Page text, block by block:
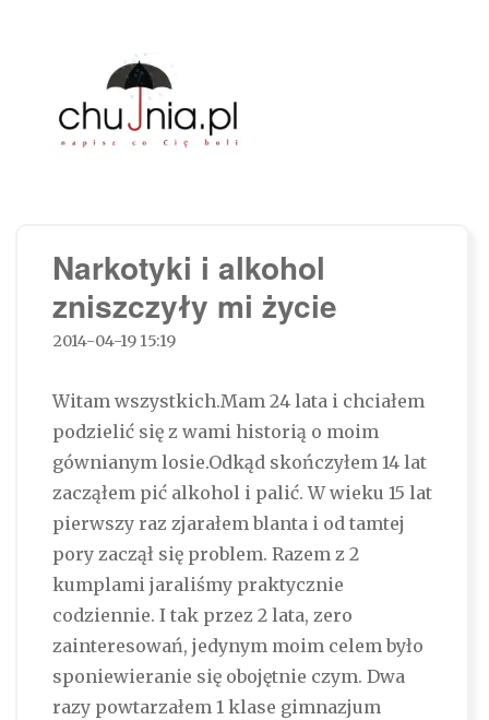
Narkotyki i alkohol
zniszczyły mi życie
2014-04-19 15:19
Witam wszystkich.Mam 24 lata i chciałem
podzielić się z wami historią o moim
gównianym losie.Odkąd skończyłem 14 lat
zacząłem pić alkohol i palić. W wieku 15 lat
pierwszy raz zjarałem blanta i od tamtej
pory zaczął się problem. Razem z 2
kumplami jaraliśmy praktycznie
codziennie. I tak przez 2 lata, zero
zainteresowań, jedynym moim celem było
sponiewieranie się obojętnie czym. Dwa
razy powtarzałem 1 klase gimnazjum